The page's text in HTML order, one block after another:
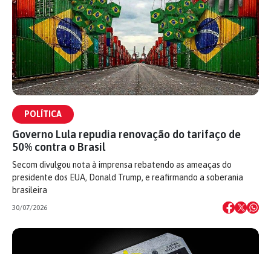
POLÍTICA
Governo Lula repudia renovação do tarifaço de
50% contra o Brasil
Secom divulgou nota à imprensa rebatendo as ameaças do
presidente dos EUA, Donald Trump, e reafirmando a soberania
brasileira
30/07/2026